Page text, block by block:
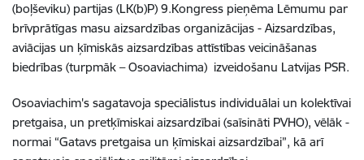
(boļševiku) partijas (LK(b)P) 9.Kongress pieņēma Lēmumu par
brīvprātīgas masu aizsardzības organizācijas - Aizsardzības,
aviācijas un ķīmiskās aizsardzības attīstības veicināšanas
biedrības (turpmāk – Osoaviachima) izveidošanu Latvijas PSR.
Osoaviachim's sagatavoja speciālistus individuālai un kolektīvai
pretgaisa, un pretķīmiskai aizsardzībai (saīsināti PVHO), vēlāk -
normai “Gatavs pretgaisa un ķīmiskai aizsardzībai”, kā arī